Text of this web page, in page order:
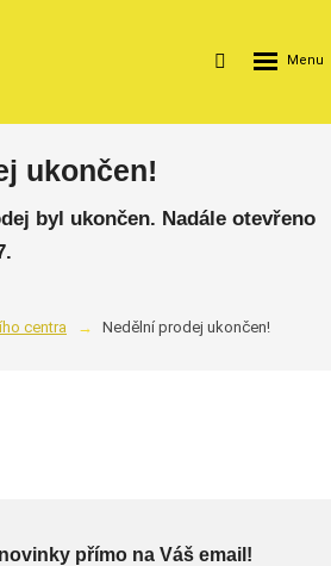
Vyhledávání
Rozbalení
ukončen!
byl ukončen. Nadále otevřeno
centra Nedělní prodej ukončen!
přímo na Váš email!